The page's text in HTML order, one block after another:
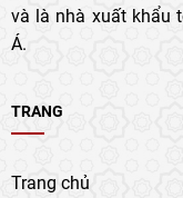
và là nhà xuất khẩu
Á.
TRANG
Trang chủ